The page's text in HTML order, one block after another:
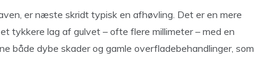
er næste skridt typisk en afhøvling. Det er en mere
tykkere lag af gulvet – ofte flere millimeter – med en
både dybe skader og gamle overfladebehandlinger, som